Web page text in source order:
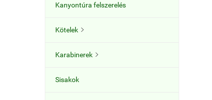
Kanyontúra felszerelés
Kötelek 
Karabinerek 
Sisakok